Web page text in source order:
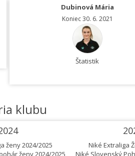
Dubinová Mária
Koniec 30. 6. 2021
Štatistik
klubu
ženy 2024/2025
ženy 2024/2025
Niké Extraliga
Niké Slovenský